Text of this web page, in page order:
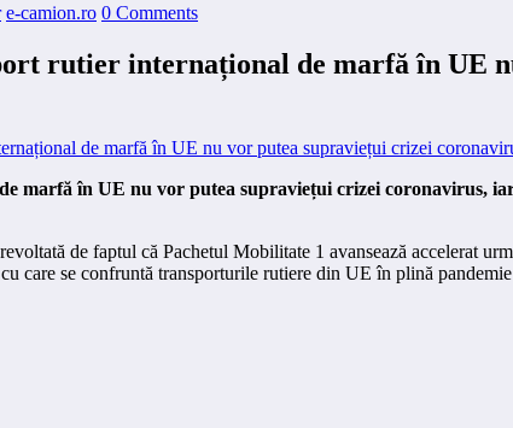
e-camion.ro 0 Comments
rutier internațional de marfă în UE
în UE nu vor putea supraviețui crizei coronavirus,
de faptul că Pachetul Mobilitate 1 avansează accelerat
care se confruntă transporturile rutiere din UE în plină